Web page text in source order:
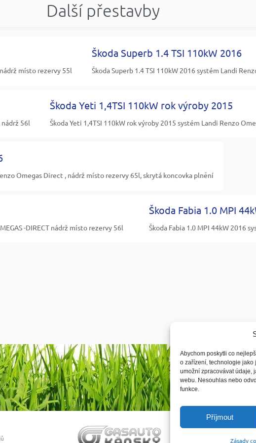
Abychom poskytli co
o zařízení, technologie jako
umožní zpracovávat údaje,
webu. Nesouhlas nebo
funkce.
Příjmout
Zásady
Další přestavby
místo rezervy 55l
Škoda Superb 1.4 TSI 110kW 2016
Škoda Superb 1.4 TSI 110kW 2016 systém Landi
nádrž 56l
Škoda Yeti 1,4TSI 110kW rok výroby 2015
Škoda Yeti 1,4TSI 110kW rok výroby 2015 systém Landi Renzo
Omegas Direct , nádrž místo rezervy 65l, skrytá koncovka plnění
-DIRECT nádrž místo rezervy 56l
Škoda Fabia 1.0 MPI
Škoda Fabia 1.0 MPI 44kW 2016